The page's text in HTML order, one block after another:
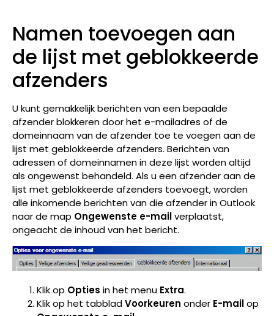
Namen toevoegen aan
de lijst met geblokkeerde
afzenders
U kunt gemakkelijk berichten van een bepaalde
afzender blokkeren door het e-mailadres of de
domeinnaam van de afzender toe te voegen aan de
lijst met geblokkeerde afzenders. Berichten van
adressen of domeinnamen in deze lijst worden altijd
als ongewenst behandeld. Als u een afzender aan de
lijst met geblokkeerde afzenders toevoegt, worden
alle inkomende berichten van die afzender in Outlook
naar de map Ongewenste e-mailverplaatst,
ongeacht de inhoud van het bericht.
Klik op Opties in het menu Extra.
Klik op het tabbladVoorkeuren onder E-mailop